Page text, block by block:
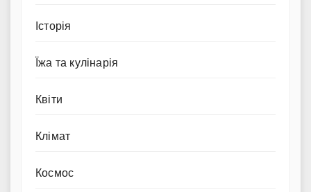
Історія
Їжа та кулінарія
Квіти
Клімат
Космос